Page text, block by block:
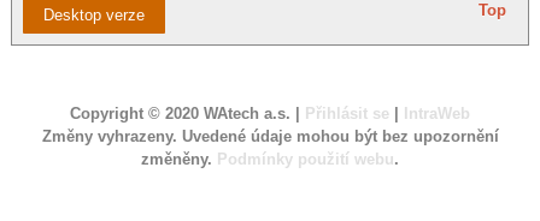
Desktop verze Top
Copyright © 2020 WAtech a.s. | Přihlásit se
IntraWeb
Změny vyhrazeny. Uvedené údaje mohou být bez upozornění
změněny. Podmínky použití webu.